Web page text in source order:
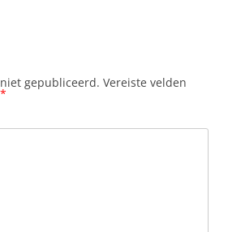
gepubliceerd. Vereiste velden
*